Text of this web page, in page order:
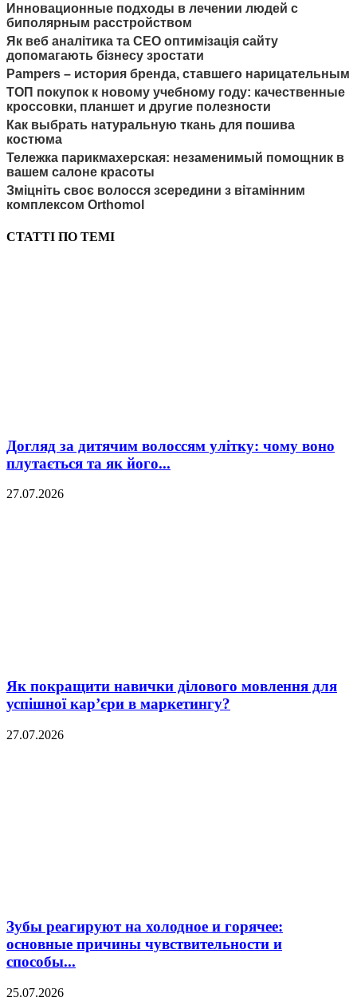
Инновационные подходы в лечении людей с
биполярным расстройством
Як веб аналітика та СЕО оптимізація сайту
допомагають бізнесу зростати
Pampers – история бренда, ставшего нарицательным
ТОП покупок к новому учебному году: качественные
кроссовки, планшет и другие полезности
Как выбрать натуральную ткань для пошива
костюма
Тележка парикмахерская: незаменимый помощник в
вашем салоне красоты
Зміцніть своє волосся зсередини з вітамінним
комплексом Orthomol
СТАТТІ ПО ТЕМІ
Догляд за дитячим волоссям улітку: чому воно
плутається та як його...
27.07.2026
Як покращити навички ділового мовлення для
успішної кар’єри в маркетингу?
27.07.2026
Зубы реагируют на холодное и горячее:
основные причины чувствительности и
способы...
25.07.2026